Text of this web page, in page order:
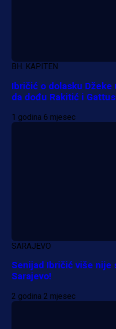
BH. KAPITEN
Ibričić o dolasku
da dođu Rakitić i
1 godina 6 mjesec
SARAJEVO
Senijad Ibričić više nije
Sarajevo!
2 godina 2 mjesec